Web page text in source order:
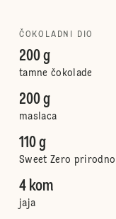
ČOKOLADNI DIO
200 g
tamne čokolade
200 g
maslaca
110 g
Sweet Zero
4 kom
jaja